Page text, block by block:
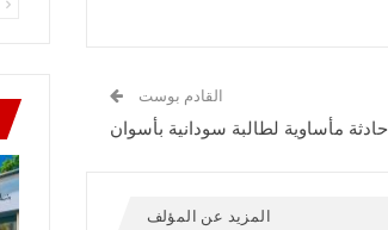
القادم بوست
حادثة مأساوية لطالبة سودانية بأسوان
المزيد عن المؤلف